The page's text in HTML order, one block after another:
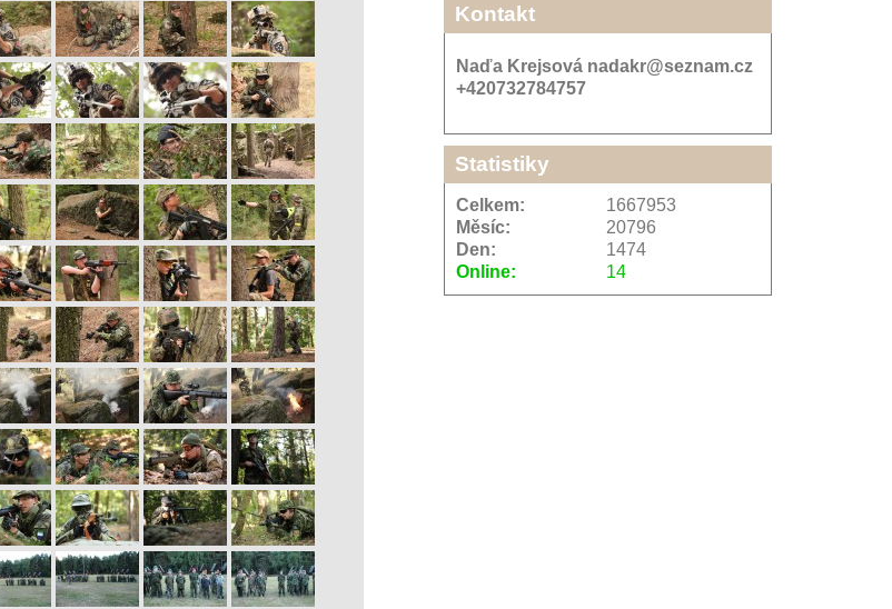
Kontakt
Naďa Krejsová nadakr@seznam.cz
+420732784757
Statistiky
Online: 14
Celkem:
1667953
Měsíc:
20796
Den:
1474